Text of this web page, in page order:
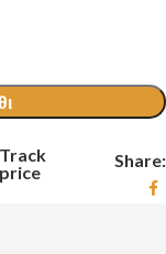
Track
price
Share: